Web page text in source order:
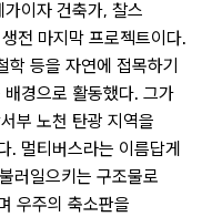
이자 건축가, 찰스
전 마지막 프로젝트이다.
등을 자연에 접목하기
경으로 활동했다. 그가
부 노천 탄광 지역을
. 멀티버스라는 이름답게
러일으키는 구조물로
우주의 축소판을